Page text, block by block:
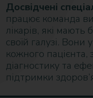
Досвідчені
працює команда
лікарів, які мають
своїй галузі.
кожного
діагностику та
підтримки